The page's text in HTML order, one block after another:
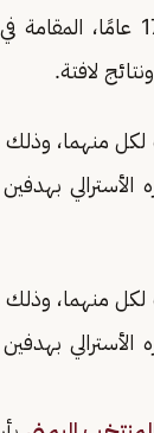
لافتة.
لكل منهما،
لكل منهما،